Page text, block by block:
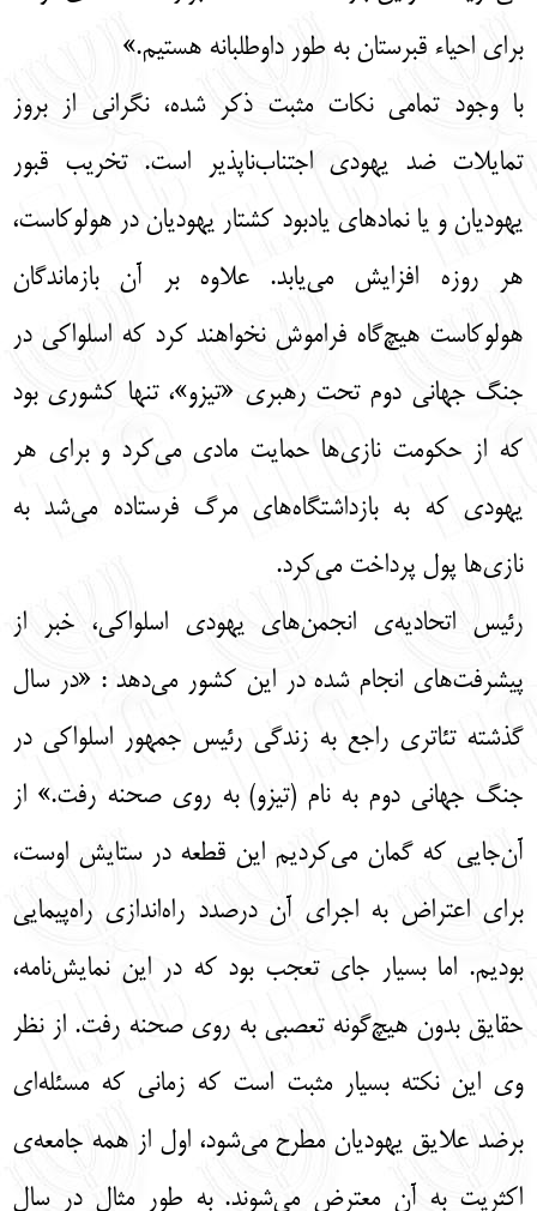
براي احياء قبرستان به طور داوطلبانه هستيم.»
با وجود تمامي نكات مثبت ذكر شده، نگراني از بروز
تمايلات ضد يهودي اجتناب‌ناپذير است. تخريب قبور
يهوديان و يا نمادهاي يادبود كشتار يهوديان در هولوكاست،
هر روزه افزايش مي‌يابد. علاوه بر آن بازماندگان
هولوكاست هيچ‌گاه فراموش نخواهند كرد كه اسلواكي در
جنگ جهاني دوم تحت رهبري «تيزو»، تنها كشوري بود
كه از حكومت نازي‌ها حمايت مادي مي‌كرد و براي هر
يهودي كه به بازداشتگاه‌هاي مرگ فرستاده مي‌شد به
نازي‌ها پول پرداخت مي‌كرد.
رئيس اتحاديه‌ی انجمن‌هاي يهودي اسلواكي، خبر از
پيشرفت‌هاي انجام شده در اين كشور مي‌دهد : «در سال
گذشته تئاتري راجع به زندگي رئيس جمهور اسلواكي در
جنگ جهاني دوم به نام (تيزو) به روي صحنه رفت.» از
آن‌جایي كه گمان مي‌كرديم اين قطعه در ستايش اوست،
براي اعتراض به اجراي آن درصدد راه‌اندازي راه‌پيمايي
بوديم. اما بسيار جاي تعجب بود كه در اين نمايش‌نامه،
حقايق بدون هيچ‌گونه تعصبي به روي صحنه رفت. از نظر
وي اين نكته بسيار مثبت است كه زماني‌ كه مسئله‌اي
برضد علايق يهوديان مطرح مي‌شود، اول از همه جامعه‌ی
اكثريت به آن معترض مي‌شوند. به طور مثال در سال